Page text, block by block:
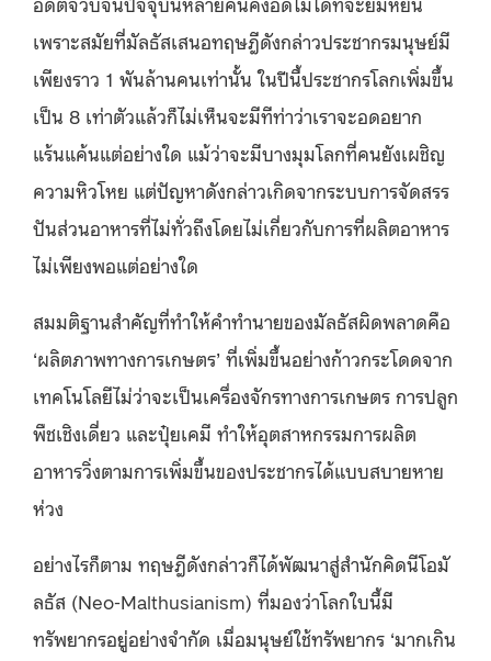
เพราะสมัยที่มัลธัสเสนอทฤษฎีดังกล่าวประชากรมนุษย์มี
เพียงราว 1 พันล้านคนเท่านั้น ในปีนี้ประชากรโลกเพิ่มขึ้น
เป็น 8 เท่าตัวแล้วก็ไม่เห็นจะมีทีท่าว่าเราจะอดอยาก
แร้นแค้นแต่อย่างใด แม้ว่าจะมีบางมุมโลกที่คนยังเผชิญ
ความหิวโหย แต่ปัญหาดังกล่าวเกิดจากระบบการจัดสรร
ปันส่วนอาหารที่ไม่ทั่วถึงโดยไม่เกี่ยวกับการที่ผลิตอาหาร
ไม่เพียงพอแต่อย่างใด
สมมติฐานสำคัญที่ทำให้คำทำนายของมัลธัสผิดพลาดคือ
‘ผลิตภาพทางการเกษตร’ ที่เพิ่มขึ้นอย่างก้าวกระโดดจาก
เทคโนโลยีไม่ว่าจะเป็นเครื่องจักรทางการเกษตร การปลูก
พืชเชิงเดี่ยว และปุ๋ยเคมี ทำให้อุตสาหกรรมการผลิต
อาหารวิ่งตามการเพิ่มขึ้นของประชากรได้แบบสบายหาย
ห่วง
อย่างไรก็ตาม ทฤษฎีดังกล่าวก็ได้พัฒนาสู่สำนักคิดนีโอมั
ลธัส (Neo-Malthusianism) ที่มองว่าโลกใบนี้มี
ทรัพยากรอยู่อย่างจำกัด เมื่อมนุษย์ใช้ทรัพยากร ‘มากเกิน